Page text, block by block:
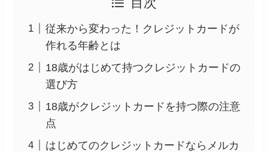
従来から変わった！クレジットカードが
作れる年齢とは
18歳がはじめて持つクレジットカードの
選び方
18歳がクレジットカードを持つ際の注意
点
はじめてのクレジットカードならメルカ